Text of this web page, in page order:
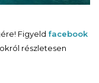
Figyeld facebook
részletesen